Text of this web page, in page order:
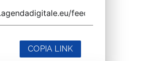
COPIA LINK